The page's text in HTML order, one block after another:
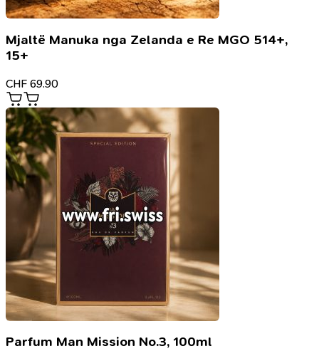
Mjaltë Manuka nga Zelanda e Re MGO 514+,
15+
CHF 69.90
Parfum Man Mission No.3, 100ml